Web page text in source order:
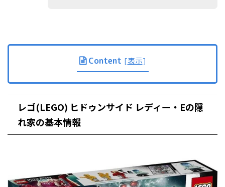
Content [表示]
レゴ(LEGO) ヒドゥンサイド レディー・Eの隠
れ家の基本情報